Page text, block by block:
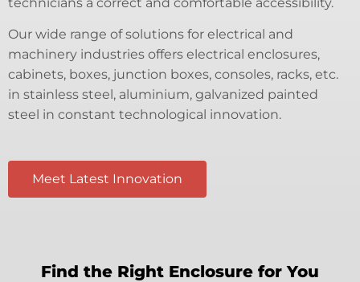
Our wide range of solutions for electrical and
machinery industries offers electrical enclosures,
cabinets, boxes, junction boxes, consoles, racks, etc.
in stainless steel, aluminium, galvanized painted
steel in constant technological innovation.
Meet Latest Innovation
Find the Right Enclosure for You